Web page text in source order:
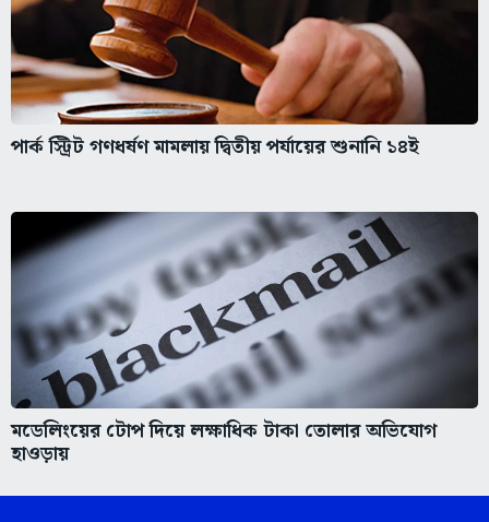
পার্ক স্ট্রিট গণধর্ষণ মামলায় দ্বিতীয় পর্যায়ের শুনানি ১৪ই
মডেলিংয়ের টোপ দিয়ে লক্ষাধিক টাকা তোলার অভিযোগ
হাওড়ায়